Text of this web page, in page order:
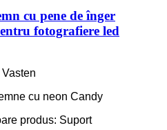
cu pene de înger
fotografiere led
cu neon Candy
produs: Suport